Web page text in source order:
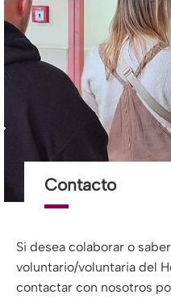
Contacto
Si desea colaborar o
voluntario/voluntaria del
contactar con nosotros